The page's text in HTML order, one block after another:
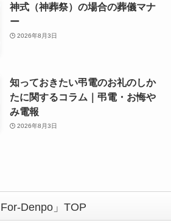
神式（神葬祭）の場合の葬儀マナ
ー
2026年8月3日
知っておきたい弔電のお礼のしか
たに関するコラム｜弔電・お悔や
み電報
2026年8月3日
Denpo」TOP